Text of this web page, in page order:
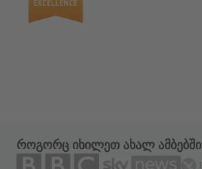
როგორც იხილეთ ახალ ამბებში